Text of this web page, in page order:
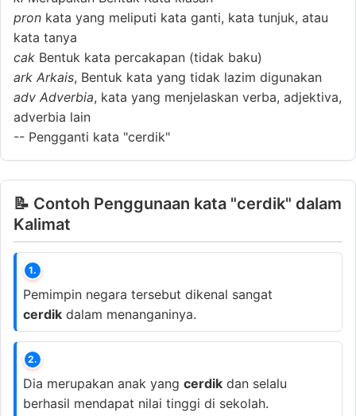
pron kata yang meliputi kata ganti, kata tunjuk, atau
kata tanya
cak Bentuk kata percakapan (tidak baku)
ark Arkais, Bentuk kata yang tidak lazim digunakan
adv Adverbia, kata yang menjelaskan verba, adjektiva,
adverbia lain
-- Pengganti kata "cerdik"
📝 Contoh Penggunaan kata "cerdik" dalam
Kalimat
1.
Pemimpin negara tersebut dikenal sangat
cerdik dalam menanganinya.
2.
Dia merupakan anak yang cerdik dan selalu
berhasil mendapat nilai tinggi di sekolah.